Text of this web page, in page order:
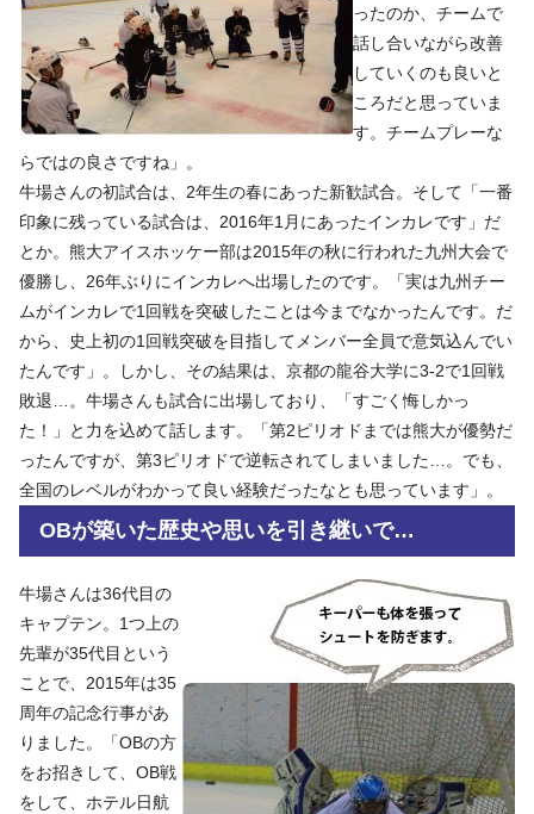
ったのか、チームで
話し合いながら改善
していくのも良いと
ころだと思っていま
す。チームプレーな
らではの良さですね」。
牛場さんの初試合は、2年生の春にあった新歓試合。そして「一番
印象に残っている試合は、2016年1月にあったインカレです」だ
とか。熊大アイスホッケー部は2015年の秋に行われた九州大会で
優勝し、26年ぶりにインカレへ出場したのです。「実は九州チー
ムがインカレで1回戦を突破したことは今までなかったんです。だ
から、史上初の1回戦突破を目指してメンバー全員で意気込んでい
たんです」。しかし、その結果は、京都の龍谷大学に3-2で1回戦
敗退…。牛場さんも試合に出場しており、「すごく悔しかっ
た！」と力を込めて話します。「第2ピリオドまでは熊大が優勢だ
ったんですが、第3ピリオドで逆転されてしまいました…。でも、
全国のレベルがわかって良い経験だったなとも思っています」。
OBが築いた歴史や思いを引き継いで…
牛場さんは36代目の
キャプテン。1つ上の
先輩が35代目という
ことで、2015年は35
周年の記念行事があ
りました。「OBの方
をお招きして、OB戦
をして、ホテル日航